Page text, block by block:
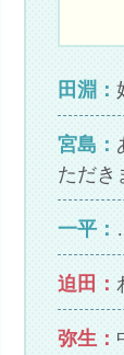
田淵：
宮島：
ただき
一平：
迫田：
弥生：